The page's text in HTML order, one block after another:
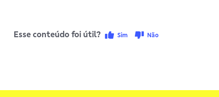
Esse conteúdo foi útil? Sim Não